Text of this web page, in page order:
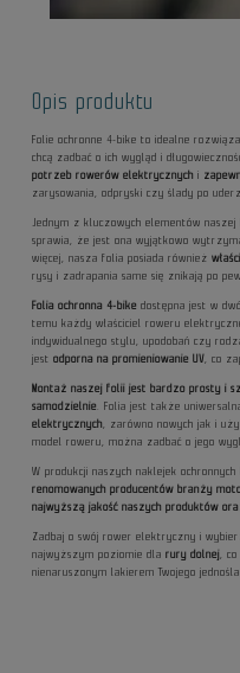
Opis produktu
Folie ochronne 4-bike to idealne
chcą zadbać o ich wygląd i
potrzeb rowerów elektrycznych i
zarysowania, odpryski czy ślady po
Jednym z kluczowych elementów
sprawia, że jest onawyjątkowo
więcej, nasza folia posiada również
rysy i zadrapania same się znikają po
Folia ochronna 4-bike dostępna jest w
temu każdy właściciel roweru
indywidualnego stylu, upodobań czy
jestodporna na promieniowanie UV , co
Montaż naszej folii jest bardzo prosty i
samodzielnie
. Folia jest także
elektrycznych
, zarówno nowych jak i
model roweru, można zadbać o jego
W produkcji naszych naklejek
renomowanych producentów branży
najwyższą jakość naszych produktów
Zadbaj o swój rower elektryczny i
najwyższym poziomie dlarury dolnej
,
nienaruszonym lakierem Twojego